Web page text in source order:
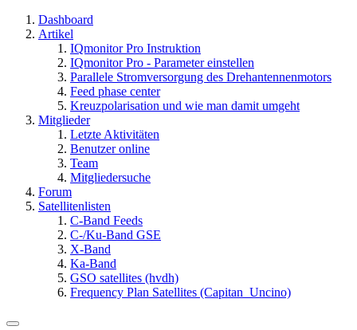
Dashboard
Artikel
IQmonitor Pro Instruktion
IQmonitor Pro - Parameter einstellen
Parallele Stromversorgung des Drehantennenmotors
Feed phase center
Kreuzpolarisation und wie man damit umgeht
Mitglieder
Letzte Aktivitäten
Benutzer online
Team
Mitgliedersuche
Forum
Satellitenlisten
C-Band Feeds
C-/Ku-Band GSE
X-Band
Ka-Band
GSO satellites (hvdh)
Frequency Plan Satellites (Capitan_Uncino)